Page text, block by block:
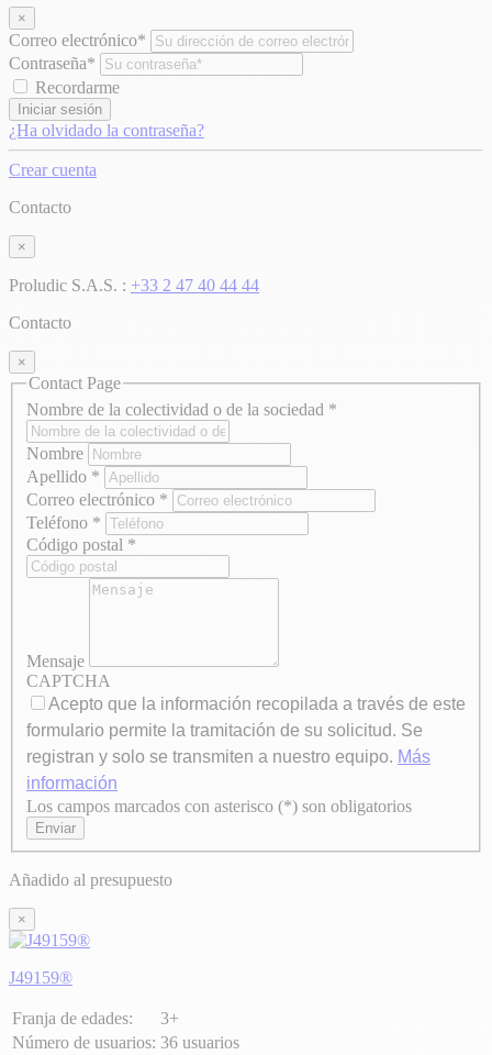
×
Correo electrónico*
Contraseña*
Recordarme
Iniciar sesión
¿Ha olvidado la contraseña?
Crear cuenta
Contacto
×
Proludic S.A.S. : +33 2 47 40 44 44
Contacto
×
Contact Page
Nombre de la colectividad o de la sociedad *
Nombre
Apellido *
Correo electrónico *
Teléfono *
Código postal *
Mensaje
CAPTCHA
Acepto que la información recopilada a través de este
formulario permite la tramitación de su solicitud. Se
registran y solo se transmiten a nuestro equipo. Más
información
Axeptio consent
Los campos marcados con asterisco (*) son obligatorios
Enviar
Añadido al presupuesto
×
J49159®
Franja de edades:
3+
Número de usuarios: 36 usuarios